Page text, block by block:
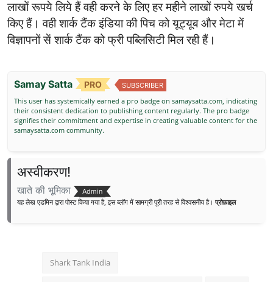
लाखों रूपये लिये हैं वही करने के लिए हर महीने लाखों रुपये खर्च
किए हैं। वही शार्क टैंक इंडिया की पिच को यूट्यूब और मेटा में
विज्ञापनों सें शार्क टैंक को फ्री पब्लिसिटी मिल रही हैं।
Samay Satta PRO SUBSCRIBER
This user has systemically earned a pro badge on samaysatta.com, indicating
their consistent dedication to publishing content regularly. The pro badge
signifies their commitment and expertise in creating valuable content for the
samaysatta.com community.
अस्वीकरण!
खाते की भूमिका Admin
यह लेख एडमिन द्वारा पोस्ट किया गया है, इस ब्लॉग में सामग्री पूरी तरह से विश्वसनीय है।प्रोफ़ाइल
Shark Tank India